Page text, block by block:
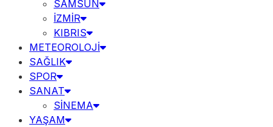
SAMSUN
İZMİR
KIBRIS
METEOROLOJİ
SAĞLIK
SPOR
SANAT
SİNEMA
YAŞAM